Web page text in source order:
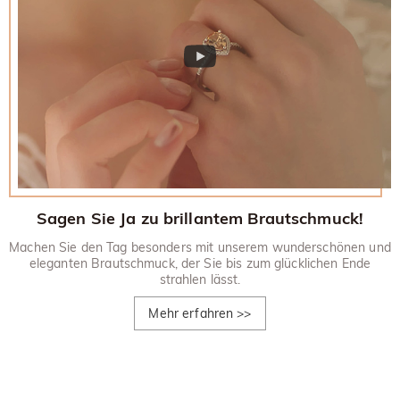
Sagen Sie Ja zu brillantem Brautschmuck!
Machen Sie den Tag besonders mit unserem wunderschönen und
eleganten Brautschmuck, der Sie bis zum glücklichen Ende
strahlen lässt.
Mehr erfahren >>